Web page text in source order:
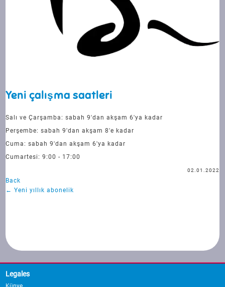
Yeni çalışma saatleri
Salı ve Çarşamba: sabah 9'dan akşam 6'ya kadar
Perşembe: sabah 9'dan akşam 8'e kadar
Cuma: sabah 9'dan akşam 6'ya kadar
Cumartesi: 9:00 - 17:00
02.01.2022
Back
←Yeni yıllık abonelik
Legales